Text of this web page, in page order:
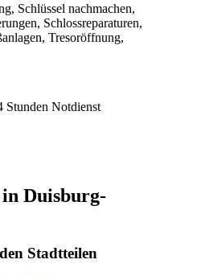
Schlüssel nachmachen,
Schlossreparaturen,
Tresoröffnung,
Stunden Notdienst
in Duisburg-
Stadtteilen